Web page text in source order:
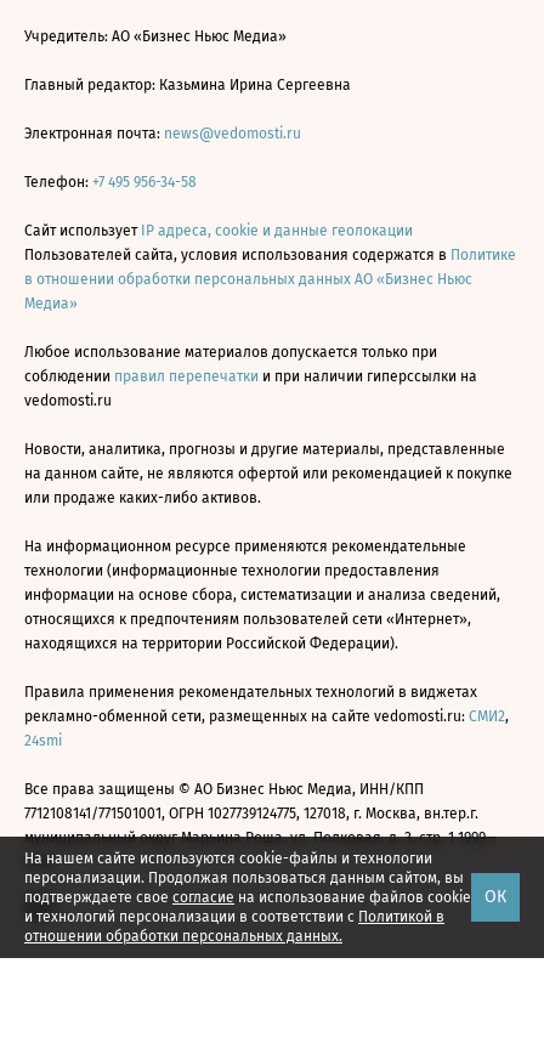
На нашем сайте используются cookie-файлы и технологии
персонализации. Продолжая пользоваться данным сайтом, вы
подтверждаете свое согласие на использование файлов cookie
и технологий персонализации в соответствии с Политикой в
отношении обработки персональных данных.
ОК
Учредитель: АО «Бизнес Ньюс Медиа»
Главный редактор: Казьмина Ирина Сергеевна
Электронная почта: news@vedomosti.ru
Телефон: +7 495 956-34-58
Сайт использует IP адреса, cookie и данные геолокации
Пользователей сайта, условия использования содержатся в Политике
в отношении обработки персональных данных АО «Бизнес Ньюс
Медиа»
Любое использование материалов допускается только при
соблюдении правил перепечатки и при наличии гиперссылки на
vedomosti.ru
Новости, аналитика, прогнозы и другие материалы, представленные
на данном сайте, не являются офертой или рекомендацией к покупке
или продаже каких-либо активов.
На информационном ресурсе применяются рекомендательные
технологии (информационные технологии предоставления
информации на основе сбора, систематизации и анализа сведений,
относящихся к предпочтениям пользователей сети «Интернет»,
находящихся на территории Российской Федерации).
Правила применения рекомендательных технологий в виджетах
рекламно-обменной сети, размещенных на сайте vedomosti.ru: СМИ2,
24smi
Все права защищены © АО Бизнес Ньюс Медиа, ИНН/КПП
7712108141/771501001, ОГРН 1027739124775, 127018, г. Москва, вн.тер.г.
муниципальный округ Марьина Роща, ул. Полковая, д. 3, стр. 1 1999—
2026